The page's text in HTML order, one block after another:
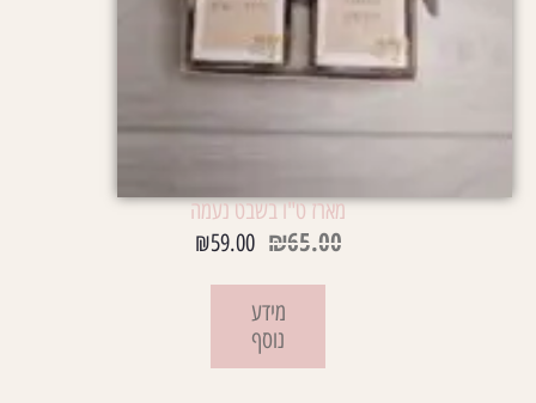
מארז ט"ו בשבט נעמה
₪65.00
₪59.00
מידע
נוסף